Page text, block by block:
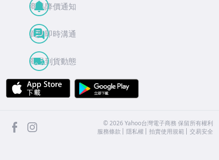
商品降價通知
買賣即時溝通
商品到貨動態
APP Store
facebook ©2026 Yahoo台灣電子商務 保留所有權利
服務條款
隱私權 拍賣使用規範 交易安全